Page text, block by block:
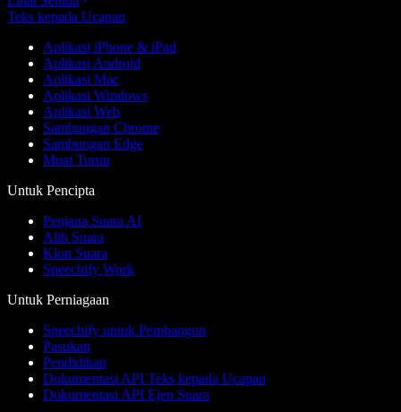
Teks kepada Ucapan
Aplikasi iPhone & iPad
Aplikasi Android
Aplikasi Mac
Aplikasi Windows
Aplikasi Web
Sambungan Chrome
Sambungan Edge
Muat Turun
Untuk Pencipta
Penjana Suara AI
Alih Suara
Klon Suara
Speechify Work
Untuk Perniagaan
Speechify untuk Pembangun
Pasukan
Pendidikan
Dokumentasi API Teks kepada Ucapan
Dokumentasi API Ejen Suara